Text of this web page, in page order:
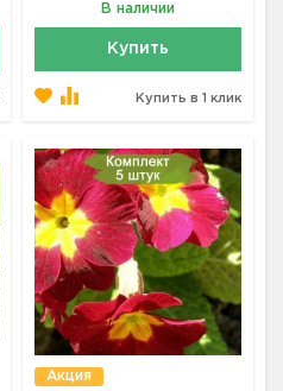
В наличии
Купить
Купить в 1 клик
Акция